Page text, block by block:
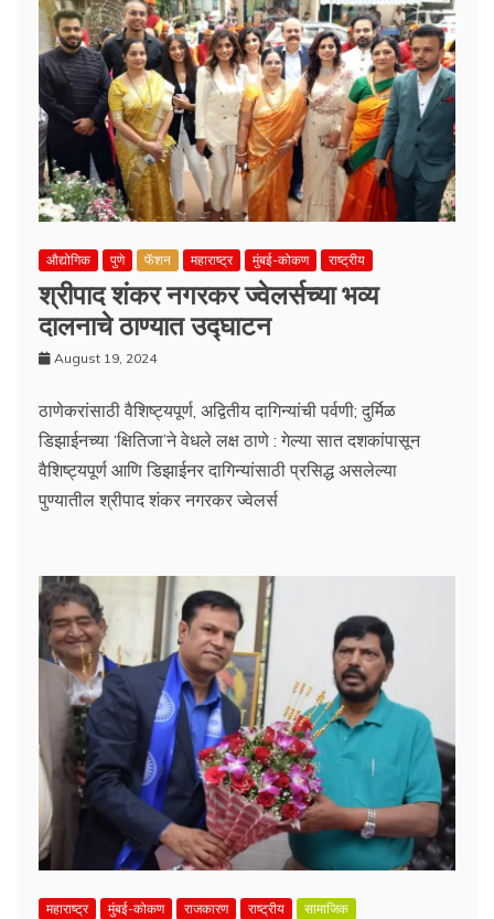
औद्योगिक पुणे फॅशन महाराष्ट्र मुंबई-कोकण राष्ट्रीय
श्रीपाद शंकर नगरकर ज्वेलर्सच्या भव्य
दालनाचे ठाण्यात उद्घाटन
August 19, 2024
ठाणेकरांसाठी वैशिष्ट्यपूर्ण, अद्वितीय दागिन्यांची पर्वणी; दुर्मिळ
डिझाईनच्या ‘क्षितिजा’ने वेधले लक्ष ठाणे : गेल्या सात दशकांपासून
वैशिष्ट्यपूर्ण आणि डिझाईनर दागिन्यांसाठी प्रसिद्ध असलेल्या
पुण्यातील श्रीपाद शंकर नगरकर ज्वेलर्स
महाराष्ट्र मुंबई-कोकण राजकारण राष्ट्रीय सामाजिक